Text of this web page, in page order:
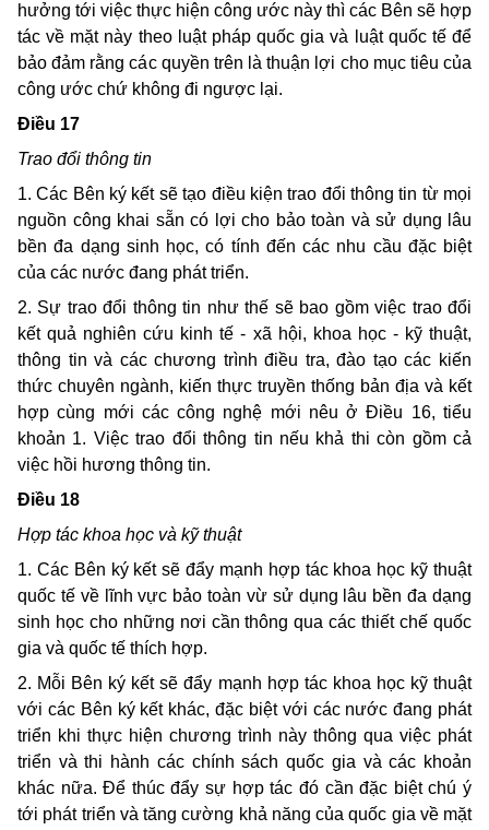
hưởng tới việc thực hiện công ước này thì các Bên sẽ hợp
tác về mặt này theo luật pháp quốc gia và luật quốc tế để
bảo đảm rằng các quyền trên là thuận lợi cho mục tiêu của
công ước chứ không đi ngược lại.
Điều 17
Trao đổi thông tin
1. Các Bên ký kết sẽ tạo điều kiện trao đổi thông tin từ mọi
nguồn công khai sẵn có lợi cho bảo toàn và sử dụng lâu
bền đa dạng sinh học, có tính đến các nhu cầu đặc biệt
của các nước đang phát triển.
2. Sự trao đổi thông tin như thế sẽ bao gồm việc trao đổi
kết quả nghiên cứu kinh tế - xã hội, khoa học - kỹ thuật,
thông tin và các chương trình điều tra, đào tạo các kiến
thức chuyên ngành, kiến thực truyền thống bản địa và kết
hợp cùng mới các công nghệ mới nêu ở Ðiều 16, tiểu
khoản 1. Việc trao đổi thông tin nếu khả thi còn gồm cả
việc hồi hương thông tin.
Ðiều 18
Hợp tác khoa học và kỹ thuật
1. Các Bên ký kết sẽ đẩy mạnh hợp tác khoa học kỹ thuật
quốc tế về lĩnh vực bảo toàn vừ sử dụng lâu bền đa dạng
sinh học cho những nơi cần thông qua các thiết chế quốc
gia và quốc tế thích hợp.
2. Mỗi Bên ký kết sẽ đẩy mạnh hợp tác khoa học kỹ thuật
với các Bên ký kết khác, đặc biệt với các nước đang phát
triển khi thực hiện chương trình này thông qua việc phát
triển và thi hành các chính sách quốc gia và các khoản
khác nữa. Ðể thúc đẩy sự hợp tác đó cần đặc biệt chú ý
tới phát triển và tăng cường khả năng của quốc gia về mặt